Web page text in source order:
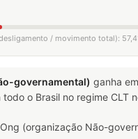
/ movimento total):
governamental) ganha
o Brasil no regime CLT
(organização Não-